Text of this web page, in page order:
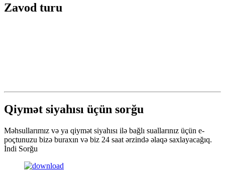
Zavod turu
Qiymət siyahısı üçün sorğu
Məhsullarımız və ya qiymət siyahısı ilə bağlı suallarınız üçün e-
poçtunuzu bizə buraxın və biz 24 saat ərzində əlaqə saxlayacağıq.
İndi Sorğu